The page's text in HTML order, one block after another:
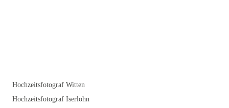
Hochzeitsfotograf Witten
Hochzeitsfotograf Iserlohn